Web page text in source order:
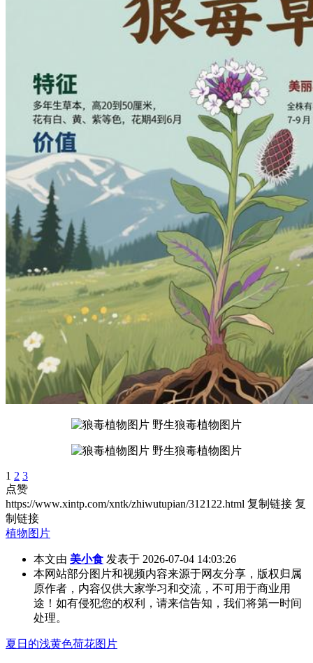
1 2 3
点赞
https://www.xintp.com/xntk/zhiwutupian/312122.html 复制链接 复
制链接
植物图片
本文由 美小食 发表于 2026-07-04 14:03:26
本网站部分图片和视频内容来源于网友分享，版权归属
原作者，内容仅供大家学习和交流，不可用于商业用
途！如有侵犯您的权利，请来信告知，我们将第一时间
处理。
夏日的浅黄色荷花图片